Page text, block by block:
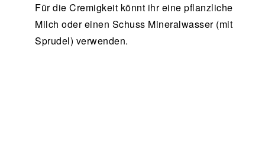
Für die Cremigkeit könnt ihr eine pflanzliche
Milch oder einen Schuss Mineralwasser (mit
Sprudel) verwenden.